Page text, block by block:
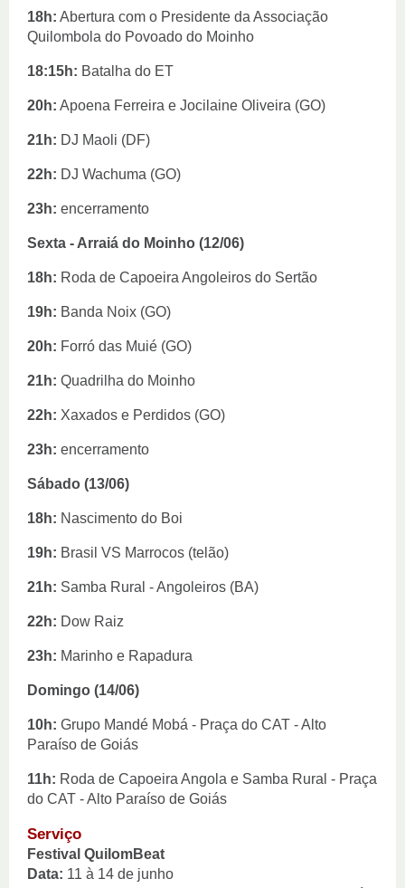
18h: Abertura com o Presidente da Associação
Quilombola do Povoado do Moinho
18:15h: Batalha do ET
20h: Apoena Ferreira e Jocilaine Oliveira (GO)
21h: DJ Maoli (DF)
22h: DJ Wachuma (GO)
23h: encerramento
Sexta - Arraiá do Moinho (12/06)
18h: Roda de Capoeira Angoleiros do Sertão
19h: Banda Noix (GO)
20h: Forró das Muié (GO)
21h: Quadrilha do Moinho
22h: Xaxados e Perdidos (GO)
23h: encerramento
Sábado (13/06)
18h: Nascimento do Boi
19h: Brasil VS Marrocos (telão)
21h: Samba Rural - Angoleiros (BA)
22h: Dow Raiz
23h: Marinho e Rapadura
Domingo (14/06)
10h: Grupo Mandé Mobá - Praça do CAT - Alto
Paraíso de Goiás
11h: Roda de Capoeira Angola e Samba Rural - Praça
do CAT - Alto Paraíso de Goiás
Serviço
Festival QuilomBeat
Data: 11 à 14 de junho